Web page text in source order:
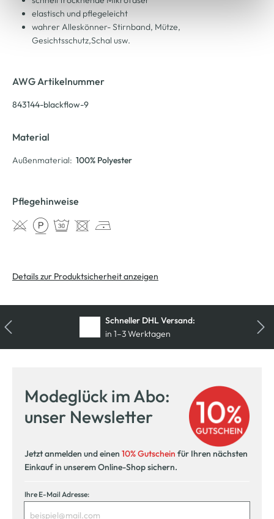
elastisch und pflegeleicht
wahrer Alleskönner- Stirnband, Mütze,
Gesichtsschutz,Schal usw.
AWG Artikelnummer
843144-blackflow-9
Material
Außenmaterial: 100% Polyester
Pflegehinweise
Details zur Produktsicherheit anzeigen
Schneller DHL Versand:
in 1–3 Werktagen
Kostenlose Filiallieferung
in Ihre Wunschfiliale
Modeglück im Abo:
unser Newsletter
Jetzt anmelden und einen 10% Gutschein für Ihren nächsten
Einkauf in unserem Online-Shop sichern.
Ihre E-Mail Adresse: